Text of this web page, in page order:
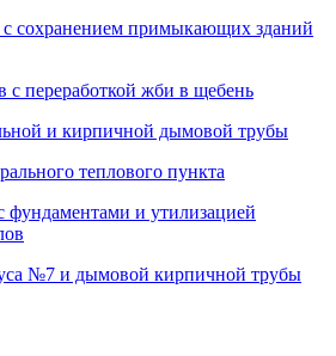
сохранением примыкающих зданий
переработкой жби в щебень
и кирпичной дымовой трубы
теплового пункта
фундаментами и утилизацией
№7 и дымовой кирпичной трубы